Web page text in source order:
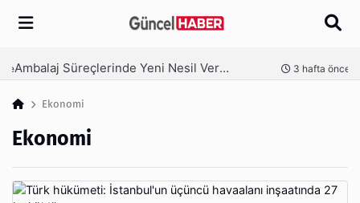
Arama
Ambalaj Süreçlerinde Yeni Nesil Verimliliği Olimpack ile Yakalayın 3 hafta önce
Ekonomi
Ekonomi